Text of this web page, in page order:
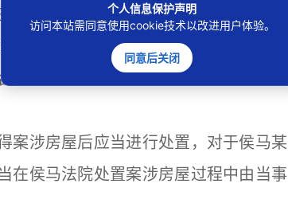
级法院均张贴了公告，侯马法院给被
行人和该房屋的开发公司分别送达了相
当通知其管理人或者建筑物的实际占
涉房屋后应当进行处置，对于侯马某
在侯马法院处置案涉房屋过程中由当事
个人信息保护声明
访问本站需同意使用cookie技术以改进用户体验。
同意后关闭